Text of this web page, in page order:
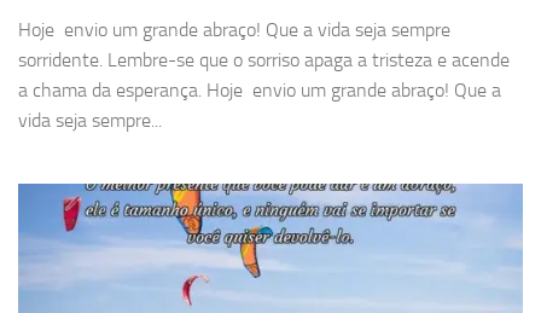
Hoje envio um grande abraço! Que a vida seja sempre
sorridente. Lembre-se que o sorriso apaga a tristeza e acende
a chama da esperança. Hoje envio um grande abraço! Que a
vida seja sempre...